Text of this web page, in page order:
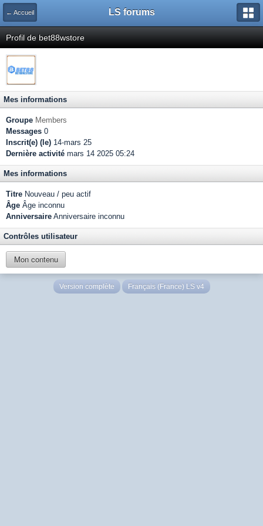
← Accueil LS forums
Profil de bet88wstore
Mes informations
Groupe Members
Messages 0
Inscrit(e) (le) 14-mars 25
Dernière activité mars 14 2025 05:24
Mes informations
Titre Nouveau / peu actif
Âge Âge inconnu
Anniversaire Anniversaire inconnu
Contrôles utilisateur
Mon contenu
Version complète Français (France) LS v4